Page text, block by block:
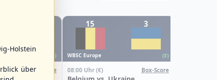
(F)
Box-Score
15 3
WBSC Europe (F)
08:00 Uhr(€) Box-Score
Holstein
über